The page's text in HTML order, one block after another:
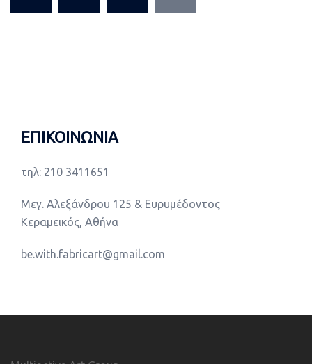
ΕΠΙΚΟΙΝΩΝΙΑ
τηλ: 210 3411651
Μεγ. Αλεξάνδρου 125 & Ευρυμέδοντος
Κεραμεικός, Αθήνα
be.with.fabricart@gmail.com